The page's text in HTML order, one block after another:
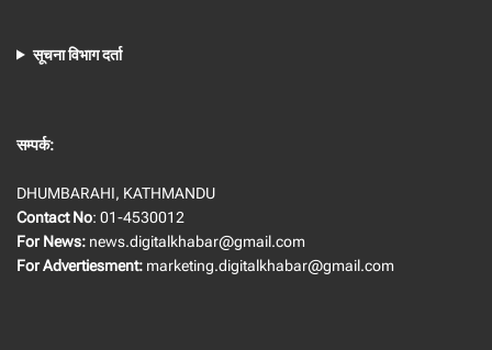
सूचना विभाग दर्ता
सम्पर्क:
DHUMBARAHI, KATHMANDU
Contact No: 01-4530012
For News: news.digitalkhabar@gmail.com
For Advertiesment: marketing.digitalkhabar@gmail.com